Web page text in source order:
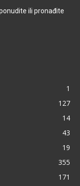
ili pronađite
1
127
14
43
19
355
171